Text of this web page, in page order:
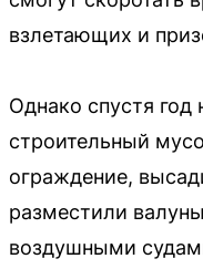
взлетающих и
Однако спустя
строительный
ограждение,
разместили
воздушными